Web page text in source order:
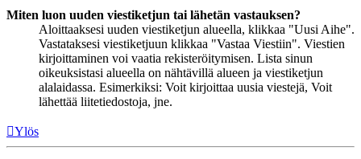
Miten luon uuden viestiketjun tai lähetän vastauksen?
Aloittaaksesi uuden viestiketjun alueella, klikkaa "Uusi Aihe".
Vastataksesi viestiketjuun klikkaa "Vastaa Viestiin". Viestien
kirjoittaminen voi vaatia rekisteröitymisen. Lista sinun
oikeuksistasi alueella on nähtävillä alueen ja viestiketjun
alalaidassa. Esimerkiksi: Voit kirjoittaa uusia viestejä, Voit
lähettää liitetiedostoja, jne.
Ylös